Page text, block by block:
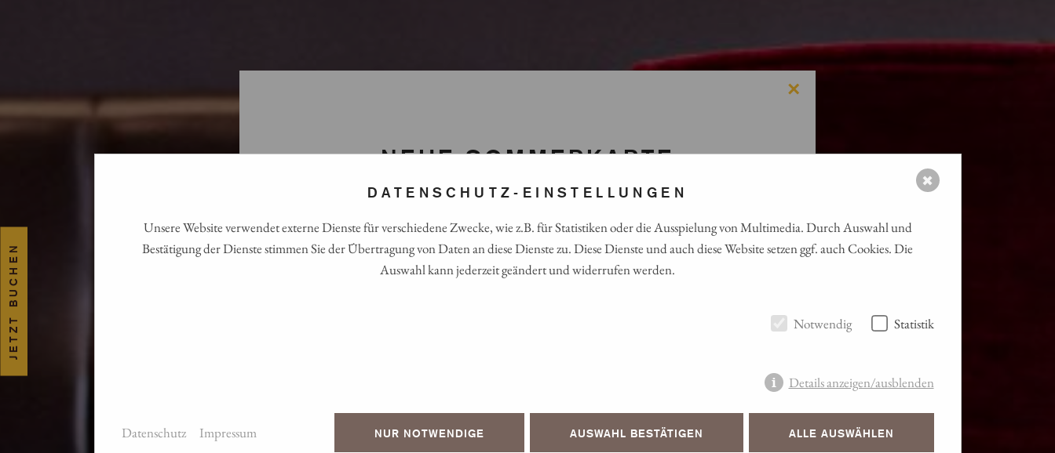
JETZT BUCHEN
×
NEUE SOMMERKARTE
HERZLICH WILLKOMMEN IN
DATENSCHUTZ-EINSTELLUNGEN
Unsere Website verwendet externe Dienste für verschiedene Zwecke, wie z.B. für Statistiken oder die Ausspielung von Multimedia. Durch Auswahl und
Bestätigung der Dienste stimmen Sie der Übertragung von Daten an diese Dienste zu. Diese Dienste und auch diese Website setzen ggf. auch Cookies. Die
Auswahl kann jederzeit geändert und widerrufen werden.
Notwendig Statistik
Details anzeigen/ausblenden
NUR NOTWENDIGE AUSWAHL BESTÄTIGEN ALLE AUSWÄHLEN
Datenschutz Impressum
✖